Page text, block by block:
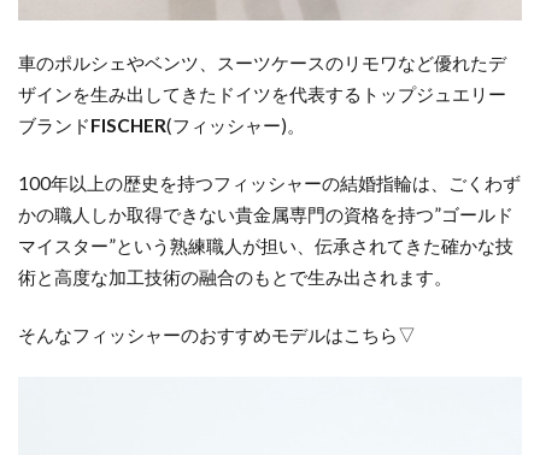
車のポルシェやベンツ、スーツケースのリモワなど優れたデ
ザインを生み出してきたドイツを代表するトップジュエリー
ブランドFISCHER(フィッシャー)。
100年以上の歴史を持つフィッシャーの結婚指輪は、ごくわず
かの職人しか取得できない貴金属専門の資格を持つ”ゴールド
マイスター”という熟練職人が担い、伝承されてきた確かな技
術と高度な加工技術の融合のもとで生み出されます。
そんなフィッシャーのおすすめモデルはこちら▽